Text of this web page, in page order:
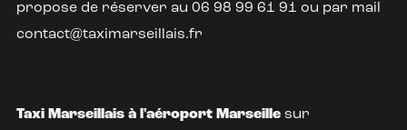
propose de réserver au 06 98 99 61 91 ou par mail
contact@taximarseillais.fr
Taxi Marseillais à l'aéroport Marseillesur